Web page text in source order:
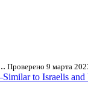
.. Проверено 9 марта
to Israelis